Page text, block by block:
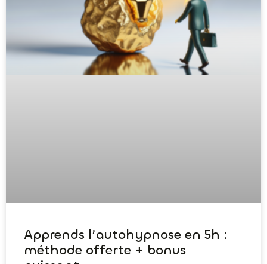
Apprends l’autohypnose en 5h :
méthode offerte + bonus